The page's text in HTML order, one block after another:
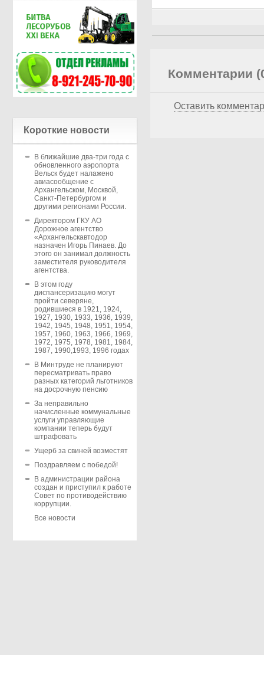
Короткие новости
В ближайшие два-три года с
обновленного аэропорта
Вельск будет налажено
авиасообщение с
Архангельском, Москвой,
Санкт-Петербургом и
другими регионами России.
Директором ГКУ АО
Дорожное агентство
«Архангельскавтодор
назначен Игорь Пинаев. До
этого он занимал должность
заместителя руководителя
агентства.
В этом году
диспансеризацию могут
пройти северяне,
родившиеся в 1921, 1924,
1927, 1930, 1933, 1936, 1939,
1942, 1945, 1948, 1951, 1954,
1957, 1960, 1963, 1966, 1969,
1972, 1975, 1978, 1981, 1984,
1987, 1990,1993, 1996 годах
В Минтруде не планируют
пересматривать право
разных категорий льготников
на досрочную пенсию
За неправильно
начисленные коммунальные
услуги управляющие
компании теперь будут
штрафовать
Ущерб за свиней возместят
Поздравляем с победой!
В администрации района
создан и приступил к работе
Совет по противодействию
коррупции.
Все новости
Комментарии
Оставить